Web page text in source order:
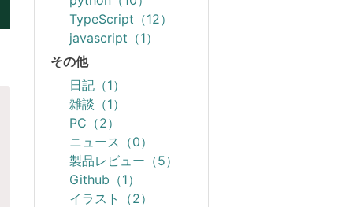
TypeScript（12）
javascript（1）
その他
日記（1）
雑談（1）
PC（2）
ニュース（0）
製品レビュー（5）
Github（1）
イラスト（2）